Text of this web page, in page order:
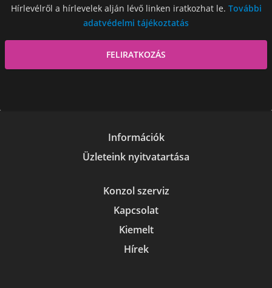
Hírlevélről a hírlevelek alján lévő linken iratkozhat le. További
adatvédelmi tájékoztatás
Információk
Üzleteink nyitvatartása
Konzol szerviz
Kapcsolat
Kiemelt
Hírek